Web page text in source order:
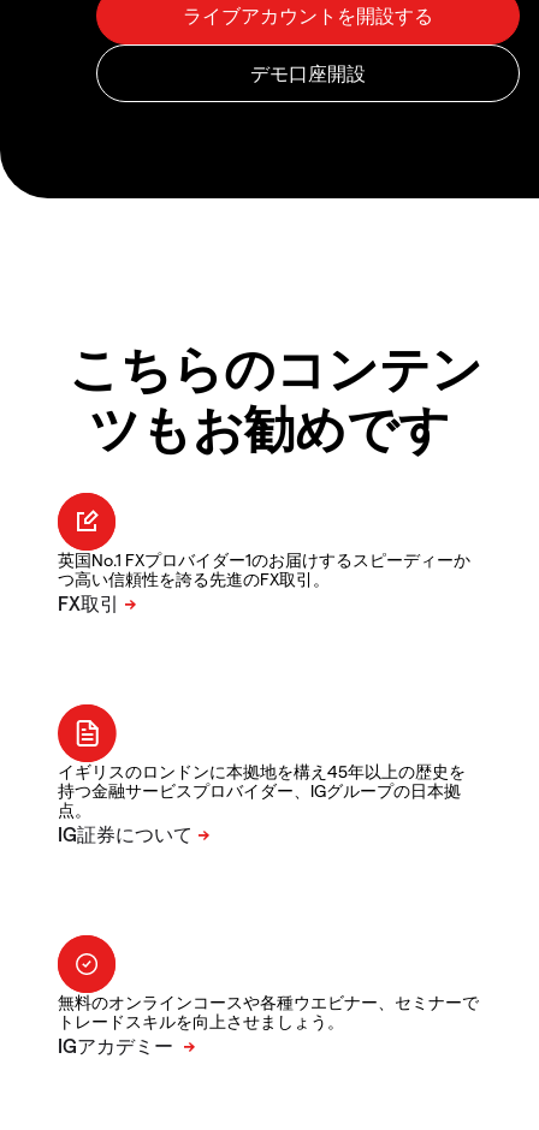
こちらのコンテン
ツもお勧めです
英国No.1 FXプロバイダー1のお届けするスピーディーか
つ高い信頼性を誇る先進のFX取引。
イギリスのロンドンに本拠地を構え45年以上の歴史を
持つ金融サービスプロバイダー、IGグループの日本拠
点。
無料のオンラインコースや各種ウエビナー、セミナーで
トレードスキルを向上させましょう。